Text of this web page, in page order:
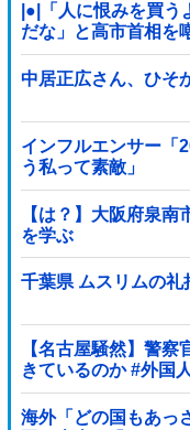
|●|「人に恨みを買
だな」と高市首相を
説にケチを付ける
中居正広さん、ひそ
インフルエンサー「
う私って素敵」
【は？】大阪府泉
を学ぶ
千葉県 ムスリムの礼
【名古屋騒然】警
きているのか #外国
海外「どの国もあっ